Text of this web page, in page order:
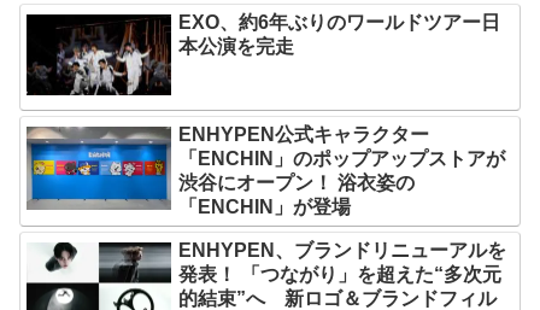
EXO、約6年ぶりのワールドツアー日
本公演を完走
ENHYPEN公式キャラクター
「ENCHIN」のポップアップストアが
渋谷にオープン！ 浴衣姿の
「ENCHIN」が登場
ENHYPEN、ブランドリニューアルを
発表！ 「つながり」を超えた“多次元
的結束”へ 新ロゴ＆ブランドフィル